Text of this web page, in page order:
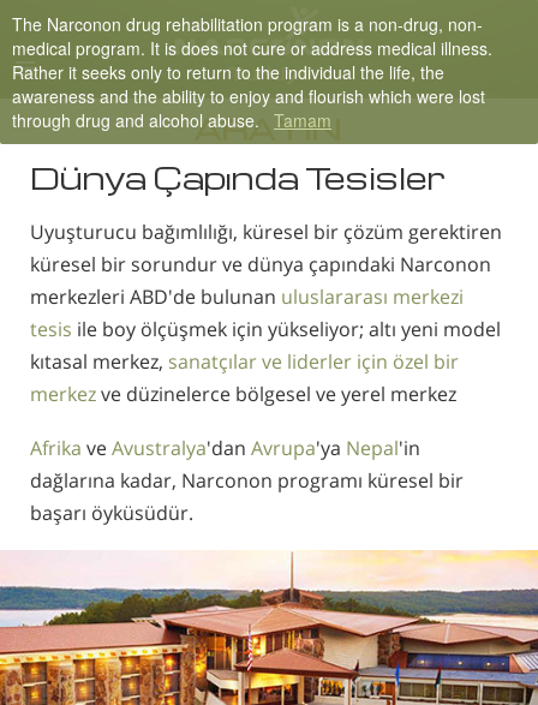
Turkish
English
ARAYIN
Dünya Çapında Tesisler
Uyuşturucu bağımlılığı, küresel bir çözüm gerektiren
küresel bir sorundur ve dünya çapındaki Narconon
merkezleri ABD'de bulunan uluslararası merkezi
tesis ile boy ölçüşmek için yükseliyor; altı yeni model
kıtasal merkez, sanatçılar ve liderler için özel bir
merkezve düzinelerce bölgesel ve yerel merkez
Afrika veAvustralya'dan Avrupa'ya Nepal'in
dağlarına kadar, Narconon programı küresel bir
başarı öyküsüdür.
The Narconon drug rehabilitation program is a non-drug, non-
medical program. It is does not cure or address medical illness.
Rather it seeks only to return to the individual the life, the
awareness and the ability to enjoy and flourish which were lost
through drug and alcohol abuse. Tamam